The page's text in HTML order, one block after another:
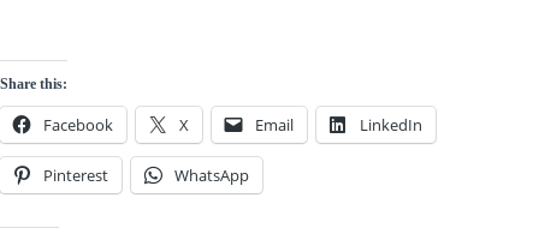
Share this:
Facebook X Email LinkedIn
Pinterest WhatsApp